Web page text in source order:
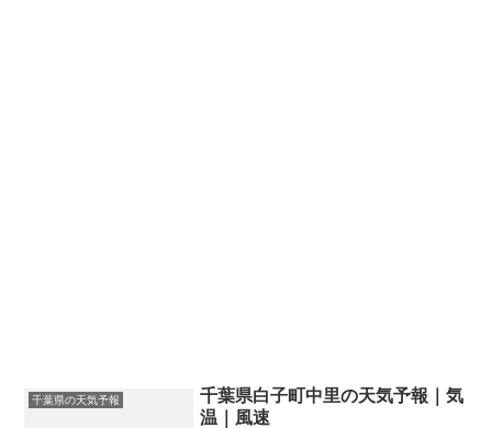
千葉県の天気予報
千葉県白子町中里の天気予報｜気
温｜風速